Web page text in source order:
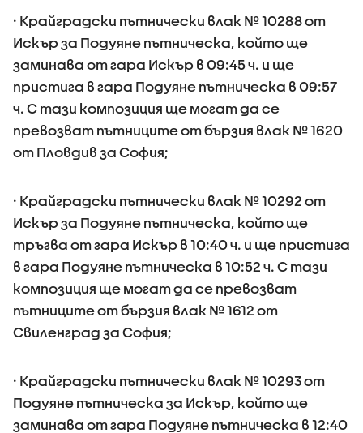
· Крайградски пътнически влак № 10288 от
Искър за Подуяне пътническа, който ще
заминава от гара Искър в 09:45 ч. и ще
пристига в гара Подуяне пътническа в 09:57
ч. С тази композиция ще могат да се
превозват пътниците от бързия влак № 1620
от Пловдив за София;
· Крайградски пътнически влак № 10292 от
Искър за Подуяне пътническа, който ще
тръгва от гара Искър в 10:40 ч. и ще пристига
в гара Подуяне пътническа в 10:52 ч. С тази
композиция ще могат да се превозват
пътниците от бързия влак № 1612 от
Свиленград за София;
· Крайградски пътнически влак № 10293 от
Подуяне пътническа за Искър, който ще
заминава от гара Подуяне пътническа в 12:40